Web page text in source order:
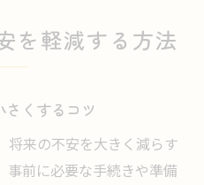
を軽減する方法
くするコツ
将来の不安を大きく減らす
事前に必要な手続きや準備